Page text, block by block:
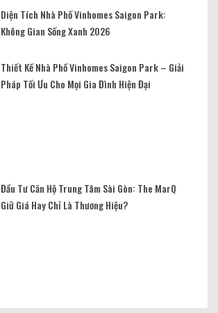
Diện Tích Nhà Phố Vinhomes Saigon Park:
Không Gian Sống Xanh 2026
Thiết Kế Nhà Phố Vinhomes Saigon Park – Giải
Pháp Tối Ưu Cho Mọi Gia Đình Hiện Đại
Đầu Tư Căn Hộ Trung Tâm Sài Gòn: The MarQ
Giữ Giá Hay Chỉ Là Thương Hiệu?